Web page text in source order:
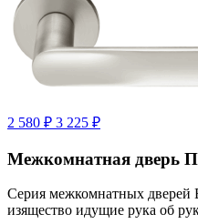
2 580 ₽ 3 225 ₽
Межкомнатная дверь
Серия межкомнатных дверей
изящество идущие рука об